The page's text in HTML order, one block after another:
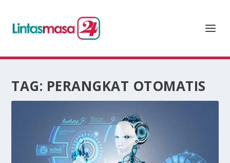
TAG: PERANGKAT OTOMATIS